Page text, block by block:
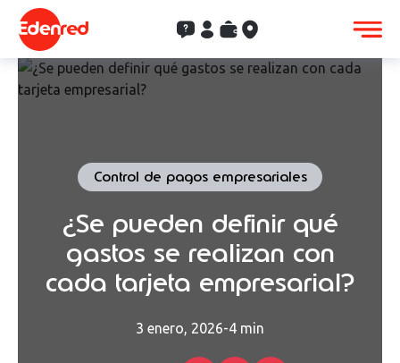
Contacto
Clientes
SaldoAceptación
Control de pagos empresariales
¿Se pueden definir qué
gastos se realizan con
cada tarjeta empresarial?
3 enero, 2026-4 min